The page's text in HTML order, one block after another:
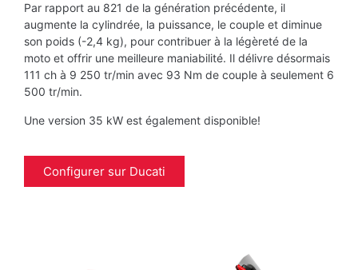
Par rapport au 821 de la génération précédente, il
augmente la cylindrée, la puissance, le couple et diminue
son poids (-2,4 kg), pour contribuer à la légèreté de la
moto et offrir une meilleure maniabilité. Il délivre désormais
111 ch à 9 250 tr/min avec 93 Nm de couple à seulement 6
500 tr/min.
Une version 35 kW est également disponible!
Configurer sur Ducati